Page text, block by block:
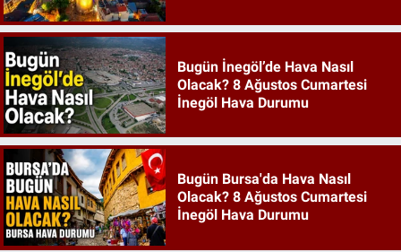
Bugün İnegöl’de Hava Nasıl
Olacak? 8 Ağustos Cumartesi
İnegöl Hava Durumu
Bugün Bursa'da Hava Nasıl
Olacak? 8 Ağustos Cumartesi
İnegöl Hava Durumu